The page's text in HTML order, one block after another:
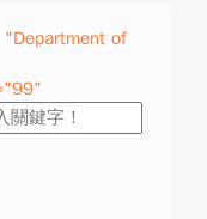
"Department of